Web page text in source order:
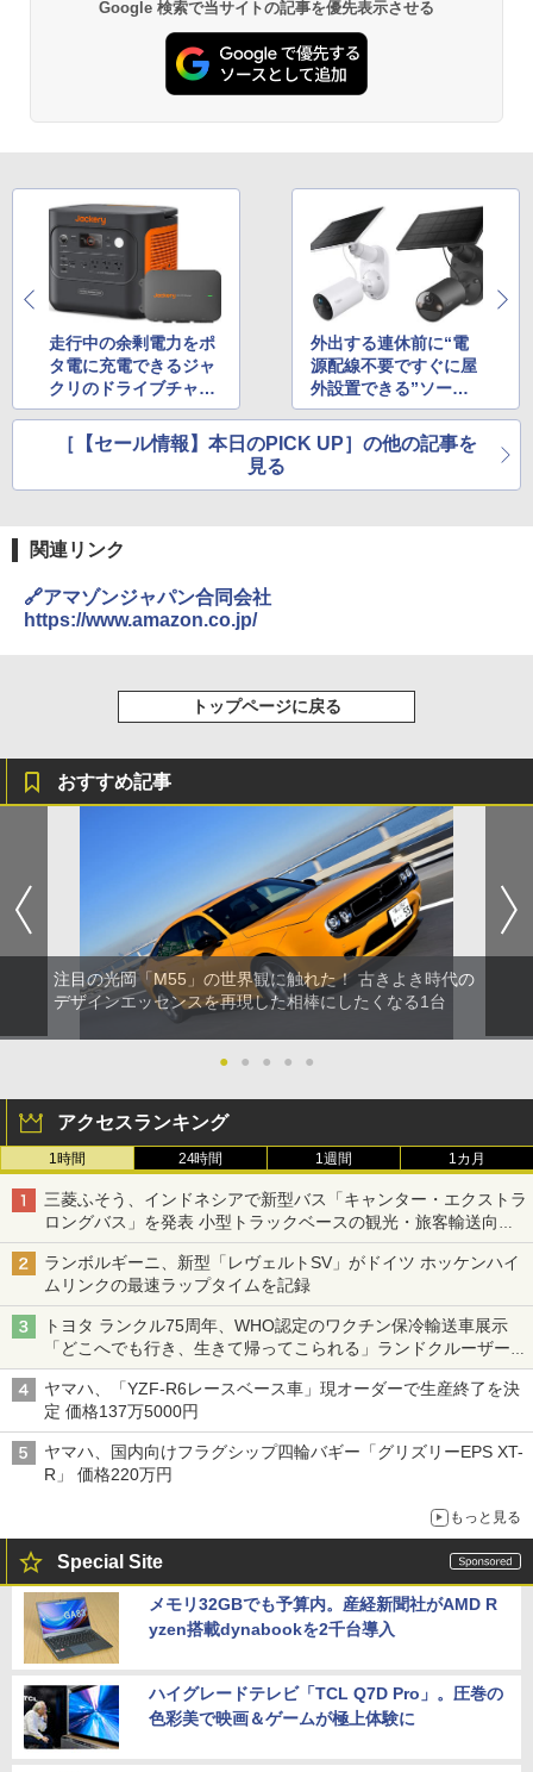
Google 検索で当サイトの記事を優先表示させる
走行中の余剰電力をポ
タ電に充電できるジャ
クリのドライブチャー
ジャーセットがAmazo
nでタイムセール中
外出する連休前に“電
源配線不要ですぐに屋
外設置できる”ソーラ
ーパネル付き防犯カメ
ラをAmazonタイムセ
ールでゲット
［【セール情報】本日のPICK UP］の他の記事を
見る
関連リンク
🔗アマゾンジャパン合同会社
https://www.amazon.co.jp/
トップページに戻る
おすすめ記事
注目の光岡「M55」の世界観に触れた！ 古きよき時代の
デザインエッセンスを再現した相棒にしたくなる1台
● ● ● ● ●
アクセスランキング
1時間 24時間 1週間 1カ月
三菱ふそう、インドネシアで新型バス「キャンター・エクストラ
ロングバス」を発表 小型トラックベースの観光・旅客輸送向け
バス
ランボルギーニ、新型「レヴェルトSV」がドイツ ホッケンハイ
ムリンクの最速ラップタイムを記録
トヨタ ランクル75周年、WHO認定のワクチン保冷輸送車展示
「どこへでも行き、生きて帰ってこられる」ランドクルーザーで
命をつなぐ
ヤマハ、「YZF-R6レースベース車」現オーダーで生産終了を決
定 価格137万5000円
ヤマハ、国内向けフラグシップ四輪バギー「グリズリーEPS XT-
R」 価格220万円
もっと見る
Special Site
メモリ32GBでも予算内。産経新聞社がAMD R
yzen搭載dynabookを2千台導入
ハイグレードテレビ「TCL Q7D Pro」。圧巻の
色彩美で映画＆ゲームが極上体験に